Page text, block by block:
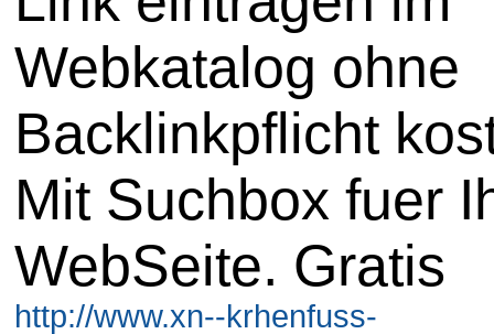
Webkatalog ohne
Backlinkpflicht
Mit Suchbox fuer
WebSeite. Gratis
http://www.xn--krhenfuss-